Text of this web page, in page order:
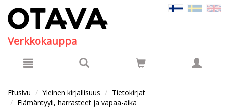
Verkkokauppa
Etusivu Yleinen kirjallisuus
Tietokirjat
Elämäntyyli, harrasteet ja vapaa-aika